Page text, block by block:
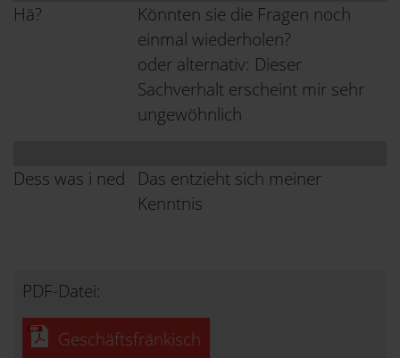
Hä?
Könnten sie die Fragen noch
einmal wiederholen?
oder alternativ: Dieser
Sachverhalt erscheint mir sehr
ungewöhnlich
Dess was i ned
Das entzieht sich meiner
Kenntnis
PDF-Datei:
Geschäftsfränkisch